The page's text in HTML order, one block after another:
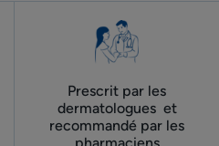
Prescrit par les
dermatologues ​ et
recommandé par les